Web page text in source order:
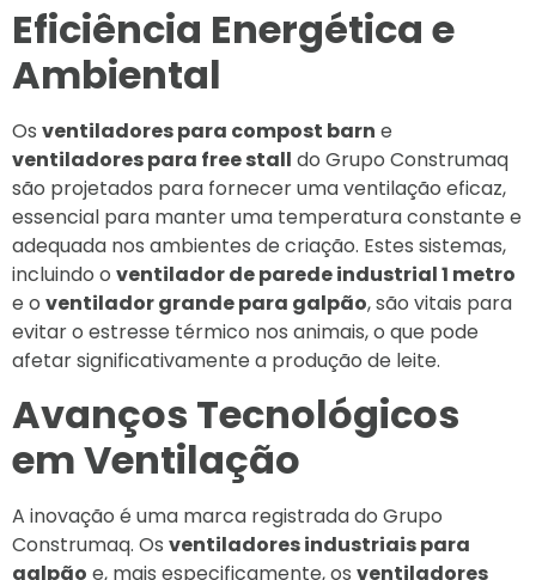
Eficiência Energética e
Ambiental
Os ventiladores para compost barn e
ventiladores para free stall do Grupo Construmaq
são projetados para fornecer uma ventilação eficaz,
essencial para manter uma temperatura constante e
adequada nos ambientes de criação. Estes sistemas,
incluindo o ventilador de parede industrial 1 metro
e o ventilador grande para galpão, são vitais para
evitar o estresse térmico nos animais, o que pode
afetar significativamente a produção de leite.
Avanços Tecnológicos
em Ventilação
A inovação é uma marca registrada do Grupo
Construmaq. Os ventiladores industriais para
galpão e, mais especificamente, os ventiladores